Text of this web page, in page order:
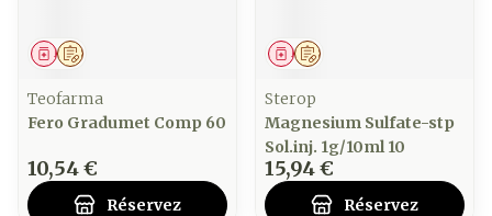
Sur prescription
Médicament
Teofarma
Fero Gradumet Comp 60
10,54 €
Réservez
Sur prescription
Médicament
Sterop
Magnesium Sulfate-stp
Sol.inj. 1g/10ml 10
15,94 €
Réservez